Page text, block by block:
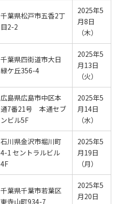
千葉県松戸市五香2丁
目2-2
2025年5
月8日
（木）
千葉県四街道市大日
緑ケ丘356-4
2025年5
月13日
（火）
広島県広島市中区本
通7番21号 本通セブ
ンビル5F
2025年5
月14日
（水）
石川県金沢市堀川町
4-1 セントラルビル
4F
2025年5
月19日
（月）
千葉県千葉市若葉区
東寺山町934-7
2025年5
月20日